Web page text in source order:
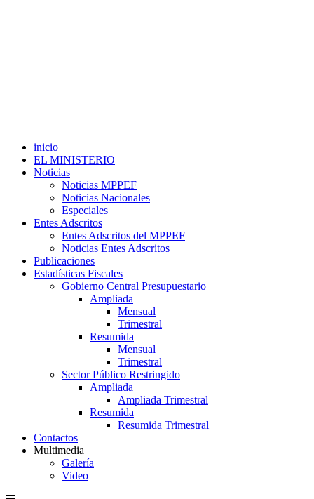
inicio
EL MINISTERIO
Noticias
Noticias MPPEF
Noticias Nacionales
Especiales
Entes Adscritos
Entes Adscritos del MPPEF
Noticias Entes Adscritos
Publicaciones
Estadísticas Fiscales
Gobierno Central Presupuestario
Ampliada
Mensual
Trimestral
Resumida
Mensual
Trimestral
Sector Público Restringido
Ampliada
Ampliada Trimestral
Resumida
Resumida Trimestral
Contactos
Multimedia
Galería
Video